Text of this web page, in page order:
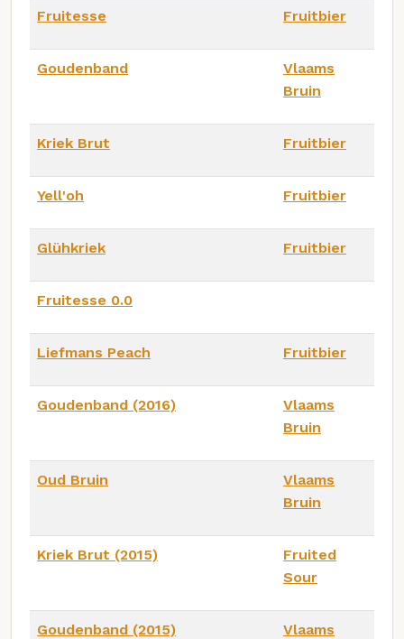
Fruitesse Fruitbier
Goudenband
Vlaams
Bruin
Kriek Brut Fruitbier
Yell'oh Fruitbier
Glühkriek Fruitbier
Fruitesse 0.0
Liefmans Peach Fruitbier
Goudenband (2016)
Vlaams
Bruin
Oud Bruin
Vlaams
Bruin
Kriek Brut (2015)
Fruited
Sour
Goudenband (2015)
Vlaams